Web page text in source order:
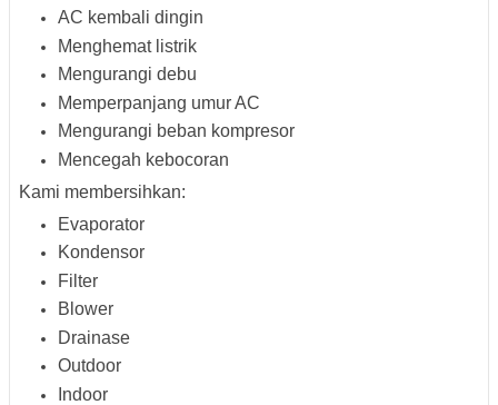
AC kembali dingin
Menghemat listrik
Mengurangi debu
Memperpanjang umur AC
Mengurangi beban kompresor
Mencegah kebocoran
Kami membersihkan:
Evaporator
Kondensor
Filter
Blower
Drainase
Outdoor
Indoor